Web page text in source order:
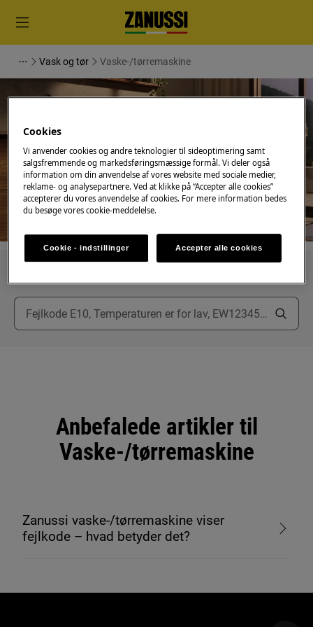
Vask og tør Vaske-/tørremaskine
Support til
Vaske-/tørremaskine
Anbefalede artikler til
Vaske-/tørremaskine
Zanussi vaske-/tørremaskine viser
fejlkode – hvad betyder det?
Cookies
Vi anvender cookies og andre teknologier til sideoptimering samt
salgsfremmende og markedsføringsmæssige formål. Vi deler også
information om din anvendelse af vores website med sociale medier,
reklame- og analysepartnere. Ved at klikke på “Accepter alle cookies”
accepterer du vores anvendelse af cookies. For mere information bedes
du besøge vores cookie-meddelelse.
Cookie - indstillinger Accepter alle cookies